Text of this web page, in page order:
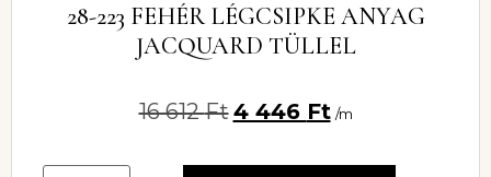
28-223 FEHÉR LÉGCSIPKE ANYAG
JACQUARD TÜLLEL
16 612Ft4 446 Ft /m